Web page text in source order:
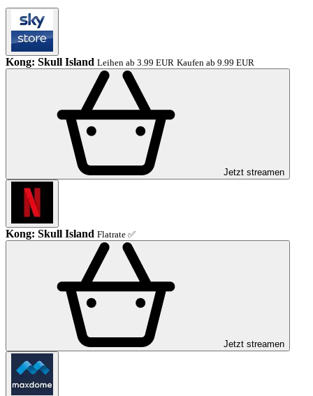
Kong: Skull Island Leihen ab 3.99 EUR Kaufen ab 9.99 EUR
Jetzt streamen
Kong: Skull Island Flatrate ✅
Jetzt streamen